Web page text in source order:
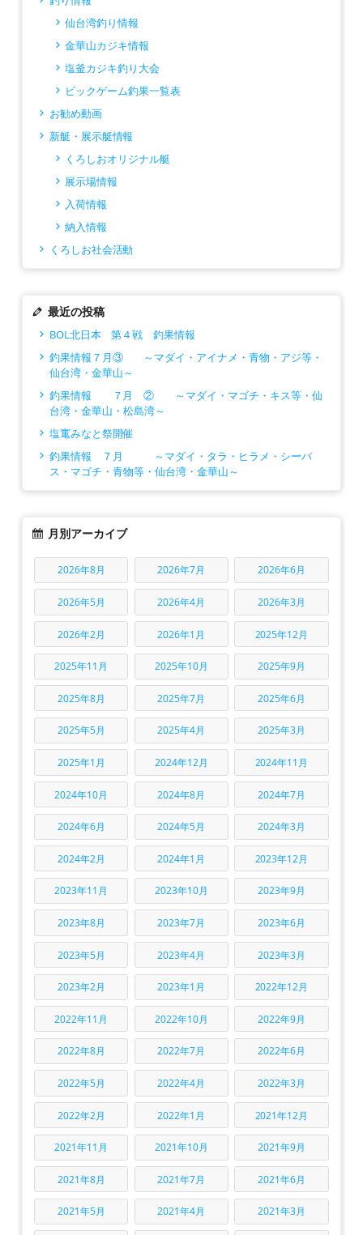
仙台湾釣り情報
金華山カジキ情報
塩釜カジキ釣り大会
ビックゲーム釣果一覧表
お勧め動画
新艇・展示艇情報
くろしおオリジナル艇
展示場情報
入荷情報
納入情報
くろしお社会活動
最近の投稿
BOL北日本 第４戦 釣果情報
釣果情報７月③ ～マダイ・アイナメ・青物・アジ等・
仙台湾・金華山～
釣果情報 ７月 ② ～マダイ・マゴチ・キス等・仙
台湾・金華山・松島湾～
塩竃みなと祭開催
釣果情報 ７月 ～マダイ・タラ・ヒラメ・シーバ
ス・マゴチ・青物等・仙台湾・金華山～
月別アーカイブ
2026年8月 2026年7月 2026年6月
2026年5月 2026年4月 2026年3月
2026年2月 2026年1月 2025年12月
2025年11月 2025年10月 2025年9月
2025年8月 2025年7月 2025年6月
2025年5月 2025年4月 2025年3月
2025年1月 2024年12月 2024年11月
2024年10月 2024年8月 2024年7月
2024年6月 2024年5月 2024年3月
2024年2月 2024年1月 2023年12月
2023年11月 2023年10月 2023年9月
2023年8月 2023年7月 2023年6月
2023年5月 2023年4月 2023年3月
2023年2月 2023年1月 2022年12月
2022年11月 2022年10月 2022年9月
2022年8月 2022年7月 2022年6月
2022年5月 2022年4月 2022年3月
2022年2月 2022年1月 2021年12月
2021年11月 2021年10月 2021年9月
2021年8月 2021年7月 2021年6月
2021年5月 2021年4月 2021年3月